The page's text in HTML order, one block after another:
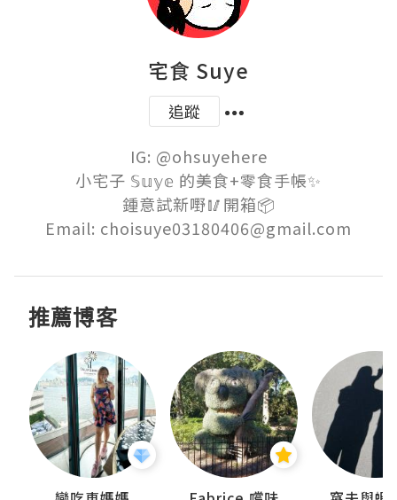
宅食 Suye
追蹤
IG: @ohsuyehere
小宅子 𝕊𝕦𝕪𝕖 的美食+零食手帳✨
鍾意試新嘢🥢開箱📦
Email: choisuye03180406@gmail.com
推薦博客